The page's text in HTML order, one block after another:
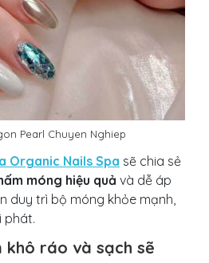
Pearl Chuyen Nghiep
Organic Nails Spa sẽ chia sẻ
móng hiệu quả và dễ áp
duy trì bộ móng khỏe mạnh,
phát.
khô ráo và sạch sẽ